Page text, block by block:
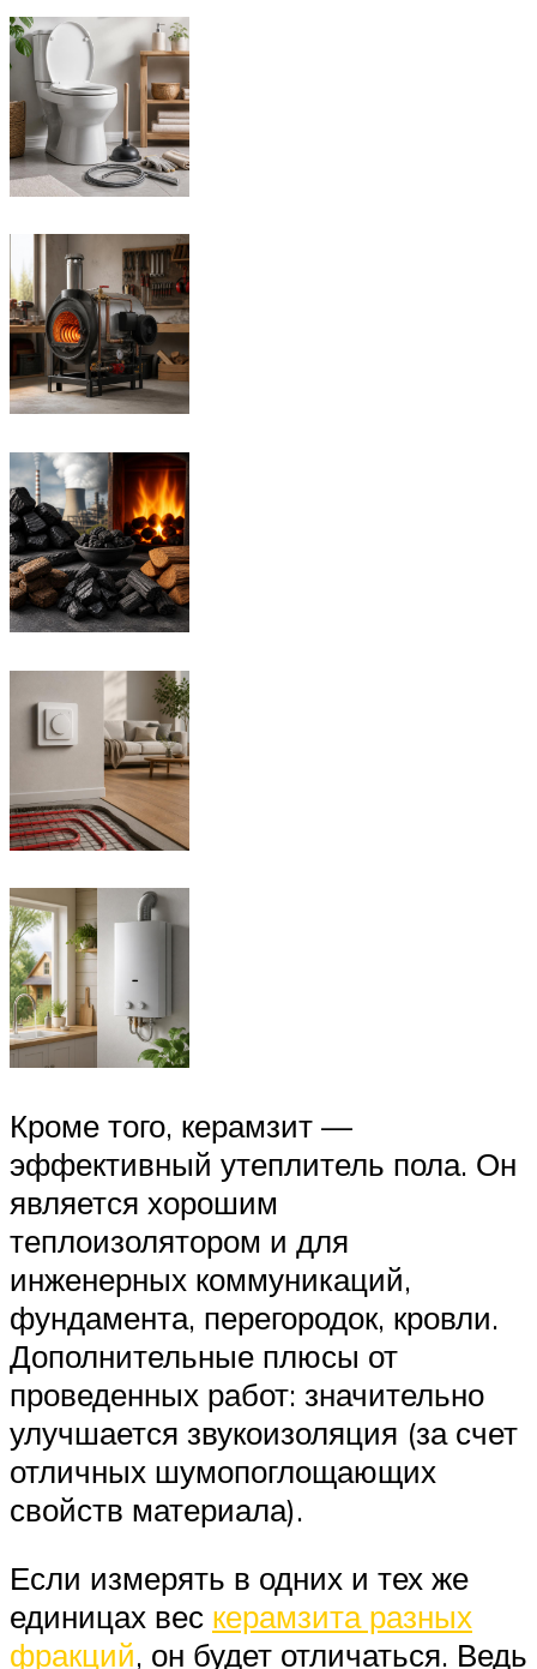
Кроме того, керамзит —
эффективный утеплитель пола. Он
является хорошим
теплоизолятором и для
инженерных коммуникаций,
фундамента, перегородок, кровли.
Дополнительные плюсы от
проведенных работ: значительно
улучшается звукоизоляция (за счет
отличных шумопоглощающих
свойств материала).
Если измерять в одних и тех же
единицах вес керамзита разных
фракций, он будет отличаться. Ведь